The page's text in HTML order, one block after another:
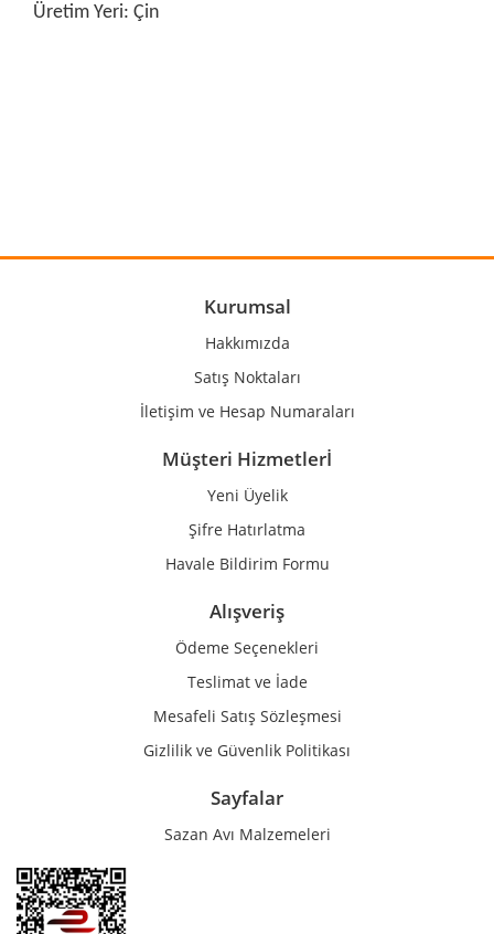
Üretim Yeri: Çin
Ürün açıklamasında eksik bilgiler bulunuyor.
Ürün bilgilerinde hatalar bulunuyor.
Gönder
Kurumsal
Hakkımızda
Satış Noktaları
İletişim ve Hesap Numaraları
Müşteri Hizmetlerİ
Yeni Üyelik
Şifre Hatırlatma
Havale Bildirim Formu
Alışveriş
Ödeme Seçenekleri
Teslimat ve İade
Mesafeli Satış Sözleşmesi
Gizlilik ve Güvenlik Politikası
Sayfalar
Sazan Avı Malzemeleri